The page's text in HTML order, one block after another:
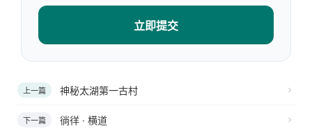
立即提交
上一篇 神秘太湖第一古村
下一篇 徜徉 · 横道